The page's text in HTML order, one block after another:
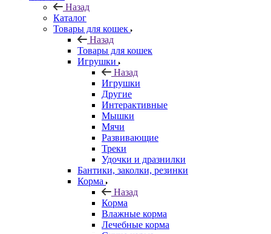
Назад
Каталог
Товары для кошек
Назад
Товары для кошек
Игрушки
Назад
Игрушки
Другие
Интерактивные
Мышки
Мячи
Развивающие
Треки
Удочки и дразнилки
Бантики, заколки, резинки
Корма
Назад
Корма
Влажные корма
Лечебные корма